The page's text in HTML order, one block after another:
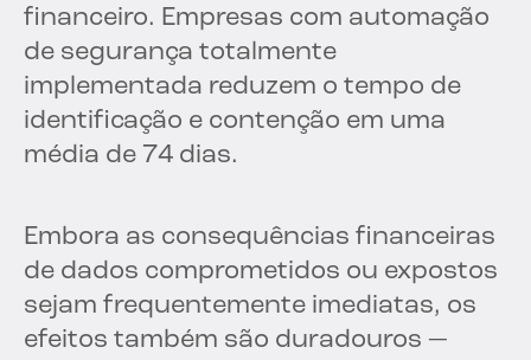
financeiro. Empresas com automação
de segurança totalmente
implementada reduzem o tempo de
identificação e contenção em uma
média de 74 dias.
Embora as consequências financeiras
de dados comprometidos ou expostos
sejam frequentemente imediatas, os
efeitos também são duradouros —